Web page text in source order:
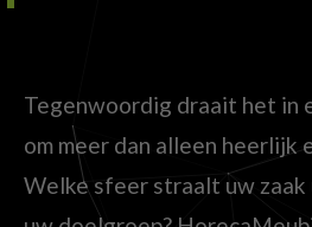
Tegenwoordig draait het in
om meer dan alleen heerlijk
Welke sfeer straalt uw zaak